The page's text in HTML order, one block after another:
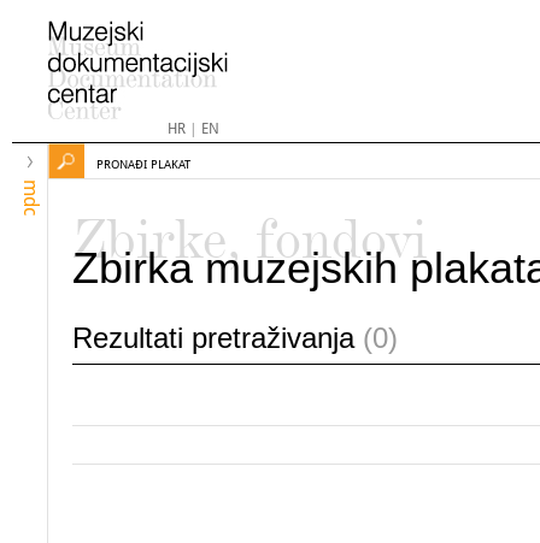
HR| EN
mdc
PRONAĐI PLAKAT
Zbirke, fondovi
Zbirka muzejskih
Rezultati pretraživanja (0)